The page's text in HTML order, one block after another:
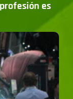
es